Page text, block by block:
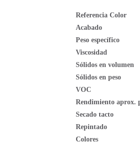
Referencia Color
Acabado
Peso específico
Viscosidad
Sólidos en volumen
Sólidos en peso
VOC
Rendimiento aprox.
Secado tacto
Repintado
Colores